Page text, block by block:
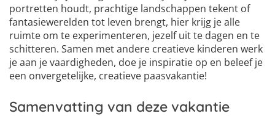
4
5
6
portretten houdt, prachtige landschappen tekent of
fantasiewerelden tot leven brengt, hier krijg je alle
ruimte om te experimenteren, jezelf uit te dagen en te
schitteren. Samen met andere creatieve kinderen werk
je aan je vaardigheden, doe je inspiratie op en beleef je
een onvergetelijke, creatieve paasvakantie!
Samenvatting van deze vakantie